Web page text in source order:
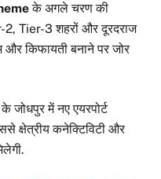
के अगले चरण की
Tier-3 शहरों और दूरदराज
और किफायती बनाने पर जोर
जोधपुर में नए एयरपोर्ट
क्षेत्रीय कनेक्टिविटी और